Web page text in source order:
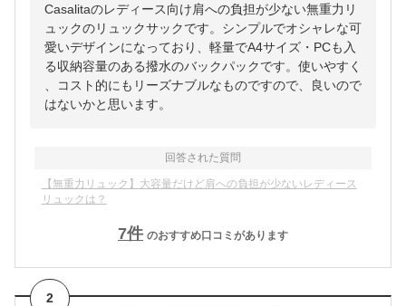
Casalitaのレディース向け肩への負担が少ない無重力リ
ュックのリュックサックです。シンプルでオシャレな可
愛いデザインになっており、軽量でA4サイズ・PCも入
る収納容量のある撥水のバックパックです。使いやすく
、コスト的にもリーズナブルなものですので、良いので
はないかと思います。
回答された質問
【無重力リュック】大容量だけど肩への負担が少ないレディース
リュックは？
7件 のおすすめ口コミがあります
2